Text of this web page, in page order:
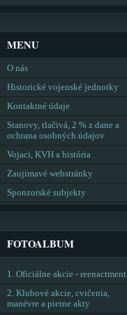
MENU
O nás
Historické vojenské jednotky
Kontaktné údaje
Stanovy, tlačivá, 2 % z dane a
ochrana osobných údajov
Vojaci, KVH a história
Zaujímavé webstránky
Sponzorské subjekty
FOTOALBUM
1. Oficiálne akcie - reenactment
2. Klubové akcie, cvičenia,
manévre a pietne akty